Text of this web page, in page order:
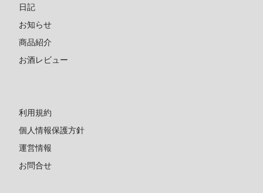
日記
お知らせ
商品紹介
お酒レビュー
利用規約
個人情報保護方針
運営情報
お問合せ